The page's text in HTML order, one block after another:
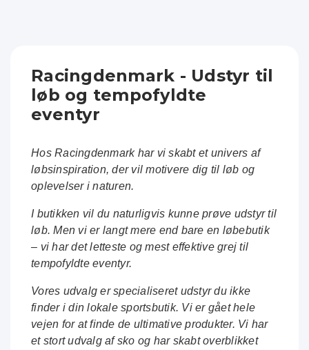
Racingdenmark - Udstyr til
løb og tempofyldte
eventyr
Hos Racingdenmark har vi skabt et univers af
løbsinspiration, der vil motivere dig til løb og
oplevelser i naturen.
I butikken vil du naturligvis kunne prøve udstyr til
løb. Men vi er langt mere end bare en løbebutik
– vi har det letteste og mest effektive grej til
tempofyldte eventyr.
Vores udvalg er specialiseret udstyr du ikke
finder i din lokale sportsbutik. Vi er gået hele
vejen for at finde de ultimative produkter. Vi har
et stort udvalg af sko og har skabt overblikket